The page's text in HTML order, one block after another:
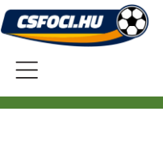
Skip
to
content